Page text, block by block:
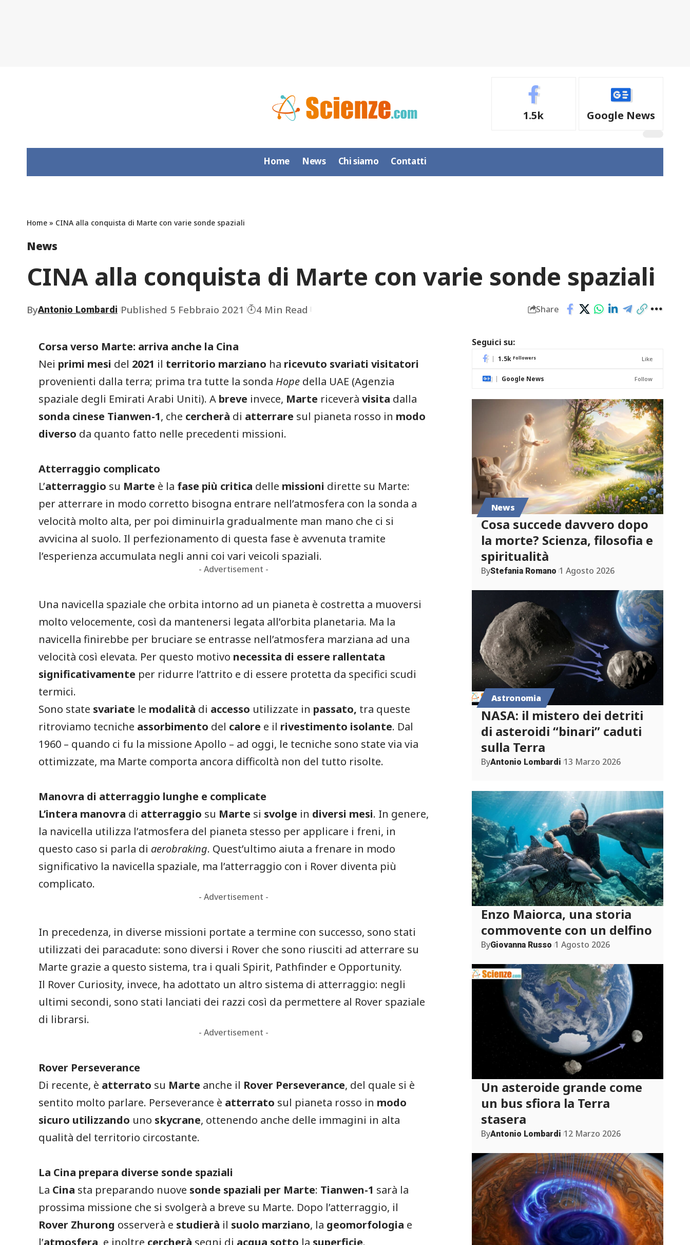
1.5k Google News
Home News Chi siamo Contatti
Home » CINA alla conquista di Marte con varie sonde spaziali
News
CINA alla conquista di Marte con varie sonde spaziali
ByAntonio Lombardi Published 5 Febbraio 2021 4 Min Read Share
Corsa verso Marte: arriva anche la Cina
Nei primi mesi del 2021 il territorio marziano ha ricevuto svariati visitatori
provenienti dalla terra; prima tra tutte la sonda Hope della UAE (Agenzia
spaziale degli Emirati Arabi Uniti). A breve invece, Marte riceveràvisita dalla
sonda cinese Tianwen-1, che cercherà di atterrare sul pianeta rosso in modo
diverso da quanto fatto nelle precedenti missioni.
Atterraggio complicato
L’atterraggio su Marte è la fase più critica delle missioni dirette su Marte:
per atterrare in modo corretto bisogna entrare nell’atmosfera con la sonda a
velocità molto alta, per poi diminuirla gradualmente man mano che ci si
avvicina al suolo. Il perfezionamento di questa fase è avvenuta tramite
l’esperienza accumulata negli anni coi vari veicoli spaziali.
- Advertisement -
Una navicella spaziale che orbita intorno ad un pianeta è costretta a muoversi
molto velocemente, così da mantenersi legata all’orbita planetaria. Ma la
navicella finirebbe per bruciare se entrasse nell’atmosfera marziana ad una
velocità così elevata. Per questo motivo necessita di essere rallentata
significativamente per ridurre l’attrito e di essere protetta da specifici scudi
termici.
Sono state svariate le modalità di accesso utilizzate in passato, tra queste
ritroviamo tecniche assorbimento del calore e il rivestimento isolante. Dal
1960 – quando ci fu la missione Apollo – ad oggi, le tecniche sono state via via
ottimizzate, ma Marte comporta ancora difficoltà non del tutto risolte.
Manovra di atterraggio lunghe e complicate
L’intera manovra di atterraggio su Marte si svolge in diversi mesi. In genere,
la navicella utilizza l’atmosfera del pianeta stesso per applicare i freni, in
questo caso si parla di aerobraking. Quest’ultimo aiuta a frenare in modo
significativo la navicella spaziale, ma l’atterraggio con i Rover diventa più
complicato.
- Advertisement -
In precedenza, in diverse missioni portate a termine con successo, sono stati
utilizzati dei paracadute: sono diversi i Rover che sono riusciti ad atterrare su
Marte grazie a questo sistema, tra i quali Spirit, Pathfinder e Opportunity.
Il Rover Curiosity, invece, ha adottato un altro sistema di atterraggio: negli
ultimi secondi, sono stati lanciati dei razzi così da permettere al Rover spaziale
di librarsi.
- Advertisement -
Rover Perseverance
Di recente, è atterrato su Marte anche il Rover Perseverance, del quale si è
sentito molto parlare. Perseverance è atterrato sul pianeta rosso in modo
sicuro utilizzando uno skycrane, ottenendo anche delle immagini in alta
qualità del territorio circostante.
La Cina prepara diverse sonde spaziali
La Cina sta preparando nuove sonde spaziali per Marte: Tianwen-1 sarà la
prossima missione che si svolgerà a breve su Marte. Dopo l’atterraggio, il
Rover Zhurong osserverà e studierà il suolo marziano, la geomorfologia e
l’atmosfera, e inoltre cercherà segni di acqua sotto la superficie.
Seguici su:
1.5k Followers Like
Google News Follow
News
Cosa succede davvero dopo
la morte? Scienza, filosofia e
spiritualità
ByStefania Romano 1 Agosto 2026
Astronomia
NASA: il mistero dei detriti
di asteroidi “binari” caduti
sulla Terra
ByAntonio Lombardi 13 Marzo 2026
Enzo Maiorca, una storia
commovente con un delfino
ByGiovanna Russo 1 Agosto 2026
Un asteroide grande come
un bus sfiora la Terra
stasera
ByAntonio Lombardi 12 Marzo 2026